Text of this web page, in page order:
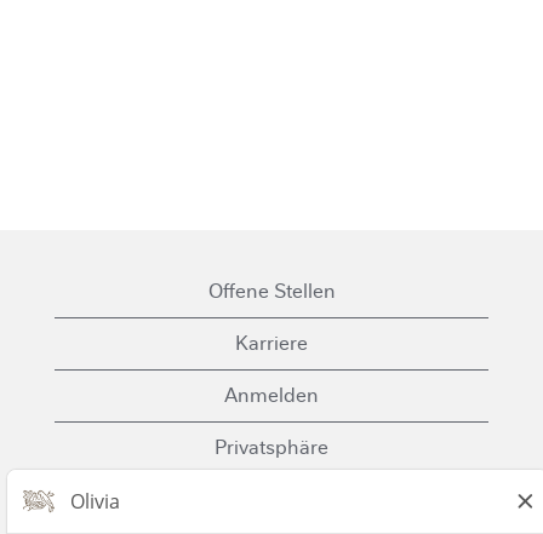
Offene Stellen
Karriere
Anmelden
Privatsphäre